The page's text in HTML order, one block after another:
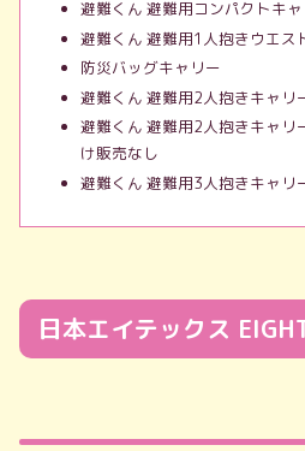
避難くん 避難用コンパクトキ
避難くん 避難用1人抱きウエス
防災バッグキャリー
避難くん 避難用2人抱きキャ
避難くん 避難用2人抱きキャ
け販売なし
避難くん 避難用3人抱きキャ
日本エイテックス